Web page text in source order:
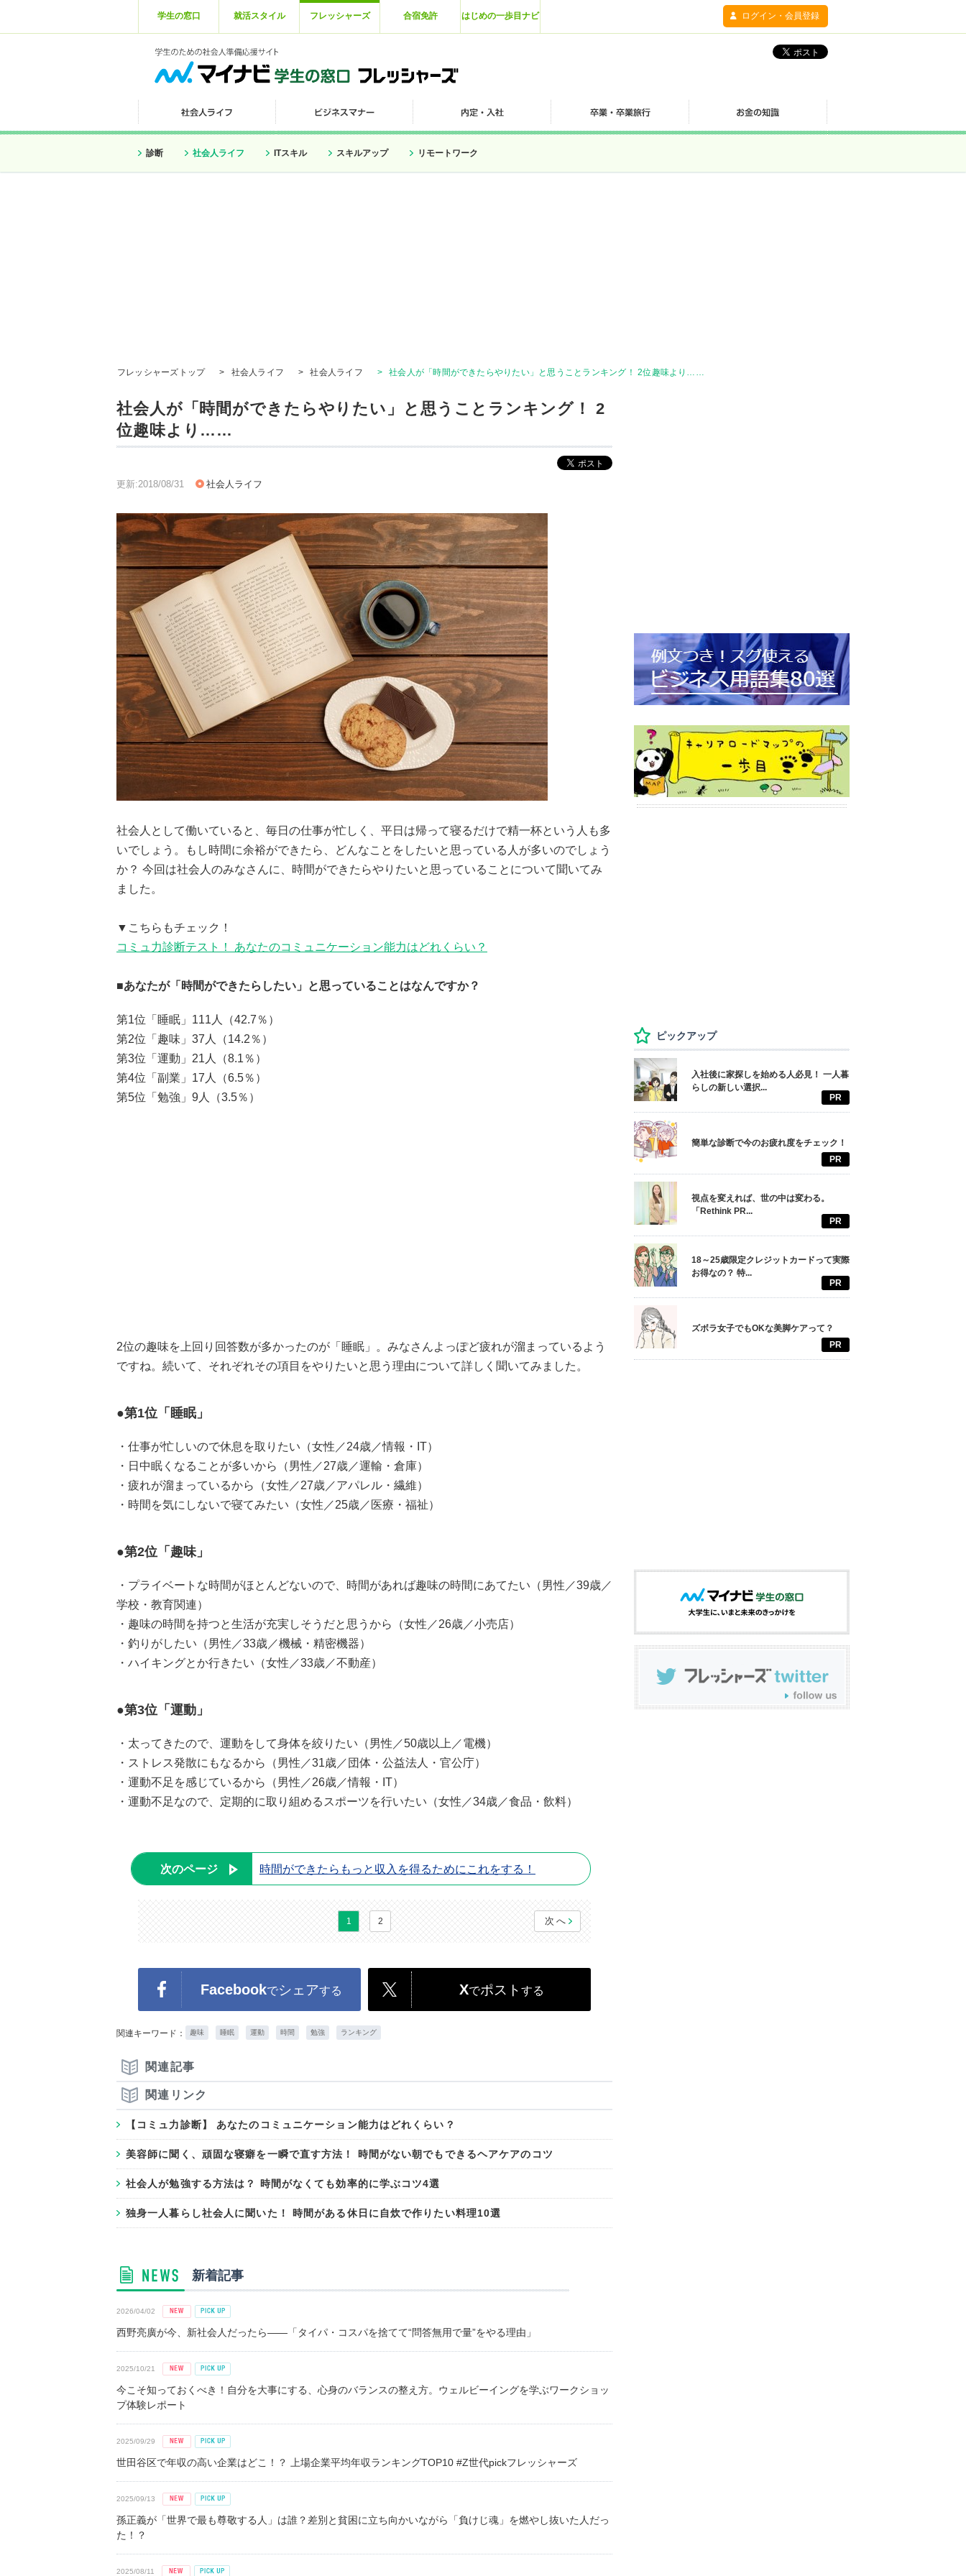
学生の窓口 就活スタイル フレッシャーズ 合宿免許 はじめの一歩目ナビ ログイン・会員登録
診断 社会人ライフ ITスキル スキルアップ リモートワーク
フレッシャーズトップ > 社会人ライフ > 社会人ライフ > 社会人が「時間ができたらやりたい」と思うことランキング！ 2位趣味より……
社会人が「時間ができたらやりたい」と思うことランキング！ 2
位趣味より……
更新:2018/08/31 社会人ライフ
社会人として働いていると、毎日の仕事が忙しく、平日は帰って寝るだけで精一杯という人も多
いでしょう。もし時間に余裕ができたら、どんなことをしたいと思っている人が多いのでしょう
か？ 今回は社会人のみなさんに、時間ができたらやりたいと思っていることについて聞いてみ
ました。
▼こちらもチェック！
コミュ力診断テスト！ あなたのコミュニケーション能力はどれくらい？
■あなたが「時間ができたらしたい」と思っていることはなんですか？
第1位「睡眠」111人（42.7％）
第2位「趣味」37人（14.2％）
第3位「運動」21人（8.1％）
第4位「副業」17人（6.5％）
第5位「勉強」9人（3.5％）
2位の趣味を上回り回答数が多かったのが「睡眠」。みなさんよっぽど疲れが溜まっているよう
ですね。続いて、それぞれその項目をやりたいと思う理由について詳しく聞いてみました。
●第1位「睡眠」
・仕事が忙しいので休息を取りたい（女性／24歳／情報・IT）
・日中眠くなることが多いから（男性／27歳／運輸・倉庫）
・疲れが溜まっているから（女性／27歳／アパレル・繊維）
・時間を気にしないで寝てみたい（女性／25歳／医療・福祉）
●第2位「趣味」
・プライベートな時間がほとんどないので、時間があれば趣味の時間にあてたい（男性／39歳／
学校・教育関連）
・趣味の時間を持つと生活が充実しそうだと思うから（女性／26歳／小売店）
・釣りがしたい（男性／33歳／機械・精密機器）
・ハイキングとか行きたい（女性／33歳／不動産）
●第3位「運動」
・太ってきたので、運動をして身体を絞りたい（男性／50歳以上／電機）
・ストレス発散にもなるから（男性／31歳／団体・公益法人・官公庁）
・運動不足を感じているから（男性／26歳／情報・IT）
・運動不足なので、定期的に取り組めるスポーツを行いたい（女性／34歳／食品・飲料）
次のページ 時間ができたらもっと収入を得るためにこれをする！
1 2 次へ
Facebookでシェアする Xでポスト する
関連キーワード： 趣味 睡眠 運動 時間 勉強 ランキング
関連記事
関連リンク
【コミュ力診断】 あなたのコミュニケーション能力はどれくらい？
美容師に聞く、頑固な寝癖を一瞬で直す方法！ 時間がない朝でもできるヘアケアのコツ
社会人が勉強する方法は？ 時間がなくても効率的に学ぶコツ4選
独身一人暮らし社会人に聞いた！ 時間がある休日に自炊で作りたい料理10選
新着記事
2026/04/02
西野亮廣が今、新社会人だったら――「タイパ・コスパを捨てて“問答無用で量”をやる理由」
2025/10/21
今こそ知っておくべき！自分を大事にする、心身のバランスの整え方。ウェルビーイングを学ぶワークショッ
プ体験レポート
2025/09/29
世田谷区で年収の高い企業はどこ！？ 上場企業平均年収ランキングTOP10 #Z世代pickフレッシャーズ
2025/09/13
孫正義が「世界で最も尊敬する人」は誰？差別と貧困に立ち向かいながら「負けじ魂」を燃やし抜いた人だっ
た！？
2025/08/11
ピックアップ
入社後に家探しを始める人必見！ 一人暮
らしの新しい選択...
PR
簡単な診断で今のお疲れ度をチェック！
PR
視点を変えれば、世の中は変わる。
「Rethink PR...
PR
18～25歳限定クレジットカードって実際
お得なの？ 特...
PR
ズボラ女子でもOKな美脚ケアって？
PR